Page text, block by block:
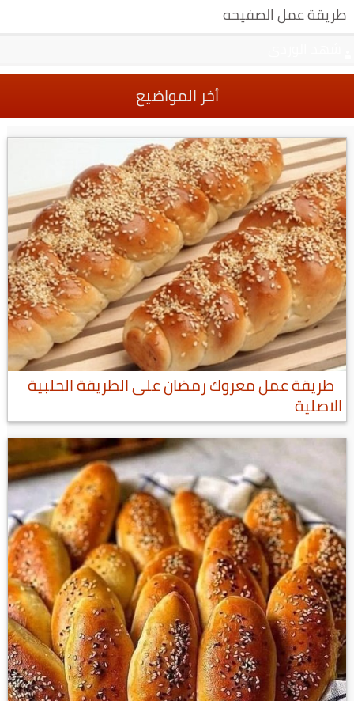
طريقة عمل الصفيحه
أخر المواضيع
طريقة عمل معروك رمضان على الطريقة الحلبية
الاصلية